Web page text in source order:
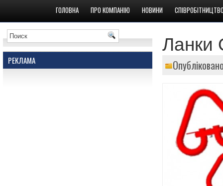
ГОЛОВНА ПРО КОМПАНІЮ НОВИНИ
РЕКЛАМА
Ланки